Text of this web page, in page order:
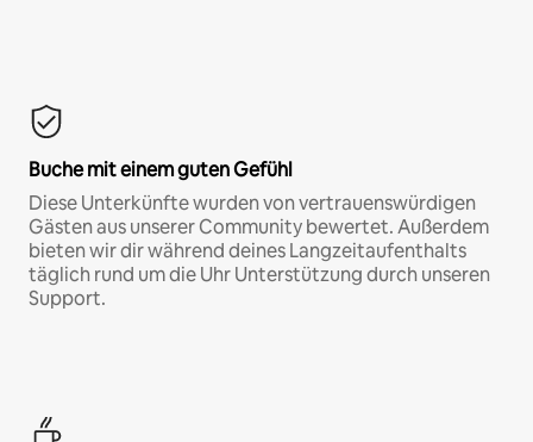
Buche mit einem guten Gefühl
Diese Unterkünfte wurden von vertrauenswürdigen
Gästen aus unserer Community bewertet. Außerdem
bieten wir dir während deines Langzeitaufenthalts
täglich rund um die Uhr Unterstützung durch unseren
Support.